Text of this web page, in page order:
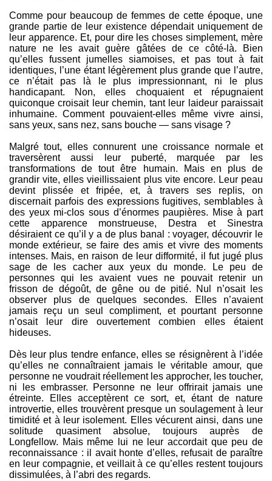
Comme pour beaucoup de femmes de cette époque, une
grande partie de leur existence dépendait uniquement de
leur apparence. Et, pour dire les choses simplement, mère
nature ne les avait guère gâtées de ce côté-là. Bien
qu’elles fussent jumelles siamoises, et pas tout à fait
identiques, l’une étant légèrement plus grande que l’autre,
ce n’était pas là le plus impressionnant, ni le plus
handicapant. Non, elles choquaient et répugnaient
quiconque croisait leur chemin, tant leur laideur paraissait
inhumaine. Comment pouvaient-elles même vivre ainsi,
sans yeux, sans nez, sans bouche — sans visage ?
Malgré tout, elles connurent une croissance normale et
traversèrent aussi leur puberté, marquée par les
transformations de tout être humain. Mais en plus de
grandir vite, elles vieillissaient plus vite encore. Leur peau
devint plissée et fripée, et, à travers ses replis, on
discernait parfois des expressions fugitives, semblables à
des yeux mi-clos sous d’énormes paupières. Mise à part
cette apparence monstrueuse, Destra et Sinestra
désiraient ce qu’il y a de plus banal : voyager, découvrir le
monde extérieur, se faire des amis et vivre des moments
intenses. Mais, en raison de leur difformité, il fut jugé plus
sage de les cacher aux yeux du monde. Le peu de
personnes qui les avaient vues ne pouvait retenir un
frisson de dégoût, de gêne ou de pitié. Nul n’osait les
observer plus de quelques secondes. Elles n’avaient
jamais reçu un seul compliment, et pourtant personne
n’osait leur dire ouvertement combien elles étaient
hideuses.
Dès leur plus tendre enfance, elles se résignèrent à l’idée
qu’elles ne connaîtraient jamais le véritable amour, que
personne ne voudrait réellement les approcher, les toucher,
ni les embrasser. Personne ne leur offrirait jamais une
étreinte. Elles acceptèrent ce sort, et, étant de nature
introvertie, elles trouvèrent presque un soulagement à leur
timidité et à leur isolement. Elles vécurent ainsi, dans une
solitude quasiment absolue, toujours auprès de
Longfellow. Mais même lui ne leur accordait que peu de
reconnaissance : il avait honte d’elles, refusait de paraître
en leur compagnie, et veillait à ce qu’elles restent toujours
dissimulées, à l’abri des regards.